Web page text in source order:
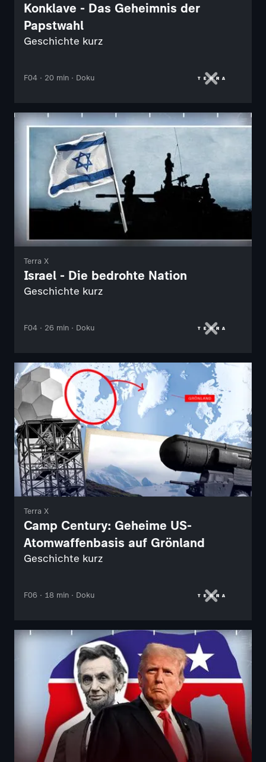
Konklave - Das Geheimnis der
Papstwahl
Geschichte kurz
F04 · 20 min · Doku
Terra X
Israel - Die bedrohte Nation
Geschichte kurz
F04 · 26 min · Doku
Terra X
Camp Century: Geheime US-
Atomwaffenbasis auf Grönland
Geschichte kurz
F06 · 18 min · Doku